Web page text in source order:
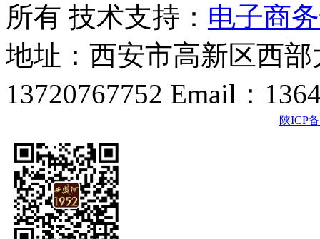
所有 技术支持： 电子商
地址：西安市高新区西
13720767752 Email：
陕ICP